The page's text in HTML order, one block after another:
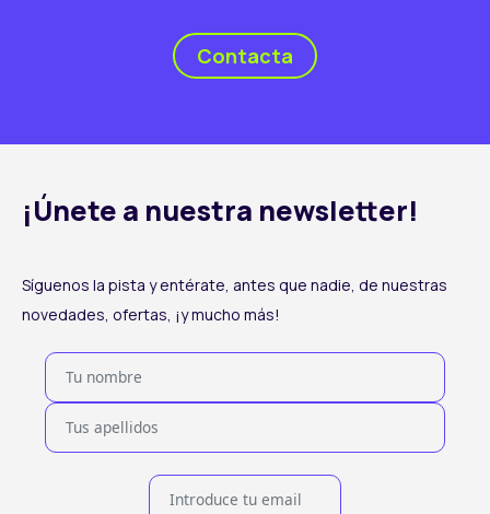
Contacta
¡Únete a nuestra newsletter!
Síguenos la pista y entérate, antes que nadie, de nuestras
novedades, ofertas, ¡y mucho más!